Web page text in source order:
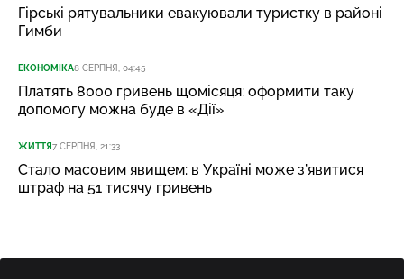
Гірські рятувальники евакуювали туристку в районі
Гимби
ЕКОНОМІКА8 СЕРПНЯ, 04:45
Платять 8000 гривень щомісяця: оформити таку
допомогу можна буде в «Дії»
ЖИТТЯ7 СЕРПНЯ, 21:33
Стало масовим явищем: в Україні може з’явитися
штраф на 51 тисячу гривень